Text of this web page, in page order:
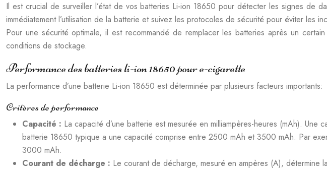
Il est crucial de surveiller l’état de vos batteries Li-ion 18650 pour détecter les signes de
immédiatement l’utilisation de la batterie et suivez les protocoles de sécurité pour éviter les
Pour une sécurité optimale, il est recommandé de remplacer les batteries après un
conditions de stockage.
Performance des batteries li-ion 18650 pour e-cigarette
La performance d’une batterie Li-ion 18650 est déterminée par plusieurs facteurs importants:
Critères de performance
Capacité : La capacité d’une batterie est mesurée en milliampères-heures (mAh).
batterie 18650 typique a une capacité comprise entre 2500 mAh et 3500 mAh. Par
3000 mAh.
Courant de décharge : Le courant de décharge, mesuré en ampères (A), détermine